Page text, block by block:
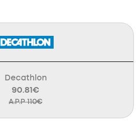
Decathlon
90.81€
A.P.P 110€